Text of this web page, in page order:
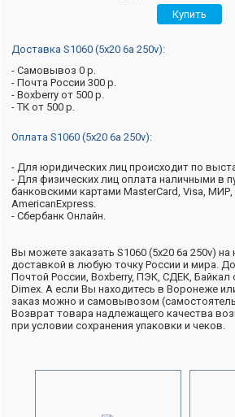
Доставка S1060 (5x20 6a 250v):
- Самовывоз 0 р.
- Почта России 300 р.
- Boxberry от 500 р.
- ТК от 500 р.
Оплата S1060 (5x20 6a 250v):
- Для юридических лиц происходит по
- Для физических лиц оплата наличными в
банковскими картами MasterCard, Visa, МИР,
AmericanExpress.
- Сбербанк Онлайн.
Вы можете заказать S1060 (5x20 6a 250v) на
доставкой в любую точку России и мира.
Почтой России, Boxberry, ПЭК, СДЕК, Байкал
Dimex. А если Вы находитесь в Воронеже
заказ можно и самовывозом
Возврат товара надлежащего качества
при условии сохранения упаковки и чеков.